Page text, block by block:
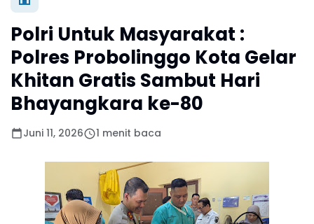
Polri Untuk Masyarakat :
Polres Probolinggo Kota Gelar
Khitan Gratis Sambut Hari
Bhayangkara ke-80
Juni 11, 2026 1 menit baca